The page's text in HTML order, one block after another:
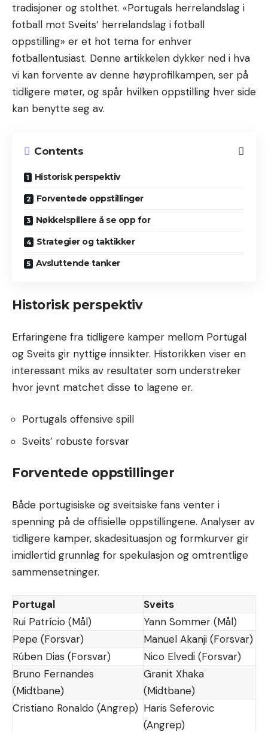
tradisjoner og stolthet. «Portugals herrelandslag i
fotball mot Sveits’ herrelandslag i fotball
oppstilling» er et hot tema for enhver
fotballentusiast. Denne artikkelen dykker ned i hva
vi kan forvente av denne høyprofilkampen, ser på
tidligere møter, og spår hvilken oppstilling hver side
kan benytte seg av.
Contents
Historisk perspektiv
Forventede oppstillinger
Nøkkelspillere å se opp for
Strategier og taktikker
Avsluttende tanker
Historisk perspektiv
Erfaringene fra tidligere kamper mellom Portugal
og Sveits gir nyttige innsikter. Historikken viser en
interessant miks av resultater som understreker
hvor jevnt matchet disse to lagene er.
Portugals offensive spill
Sveits’ robuste forsvar
Forventede oppstillinger
Både portugisiske og sveitsiske fans venter i
spenning på de offisielle oppstillingene. Analyser av
tidligere kamper, skadesituasjon og formkurver gir
imidlertid grunnlag for spekulasjon og omtrentlige
sammensetninger.
Portugal
Sveits
Rui Patrício (Mål)
Yann Sommer (Mål)
Pepe (Forsvar)
Manuel Akanji (Forsvar)
Rúben Dias (Forsvar)
Nico Elvedi (Forsvar)
Bruno Fernandes
(Midtbane)
Granit Xhaka
(Midtbane)
Cristiano Ronaldo (Angrep) Haris Seferovic
(Angrep)